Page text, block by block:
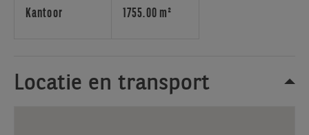
Profiteer
locatie
nabij
Kantoor 1755.00 m²
Locatie en transport